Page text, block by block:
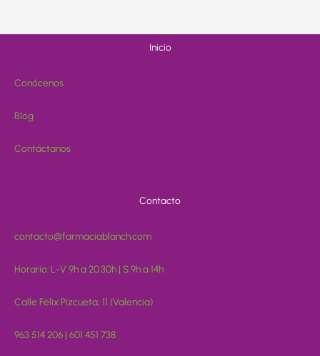
Inicio
Conócenos
Blog
Contáctanos
Contacto
contacto@farmaciablanch.com
Horario: L-V 9h a 20.30h | S 9h a 14h
Calle Félix Pizcueta, 11 (Valencia)
963 514 206 | 601 451 738